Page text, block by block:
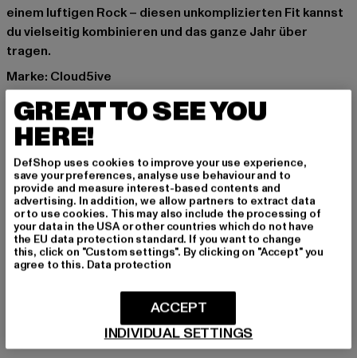
einem luftigen Rock – diesen unkomplizierten Fit kannst
du vielseitig kombinieren und das ganze Jahr über
tragen.
Marke: Cloud5ive
Kat.: T-Shirts
Farbe: braun
Hersteller Farbe: brown
Art.Nr: 24026001-00075
Hersteller: Bestseller Textilhandels GmbH |
hamburg@bestseller.com
Modering 1,Haus A | 22457 Hamburg | DE
GRÖSSE & PASSFORM
PFLEGEHINWEISE
GREAT TO SEE YOU
HERE!
DefShop uses cookies to improve your use experience,
save your preferences, analyse use behaviour and to
provide and measure interest-based contents and
advertising. In addition, we allow partners to extract data
or to use cookies. This may also include the processing of
your data in the USA or other countries which do not have
the EU data protection standard. If you want to change
this, click on "Custom settings". By clicking on "Accept" you
agree to this. Data protection
INDIVIDUAL SETTINGS
ACCEPT